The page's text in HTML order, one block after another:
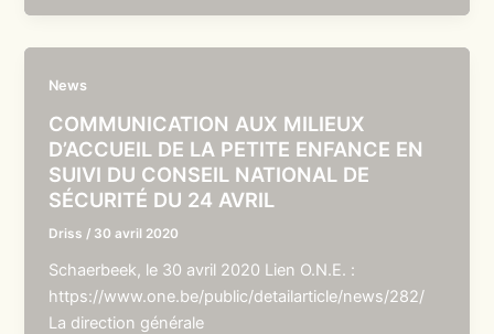
News
COMMUNICATION AUX MILIEUX
D’ACCUEIL DE LA PETITE ENFANCE EN
SUIVI DU CONSEIL NATIONAL DE
SÉCURITÉ DU 24 AVRIL
Driss / 30 avril 2020
Schaerbeek, le 30 avril 2020 Lien O.N.E. :
https://www.one.be/public/detailarticle/news/282/
La direction générale